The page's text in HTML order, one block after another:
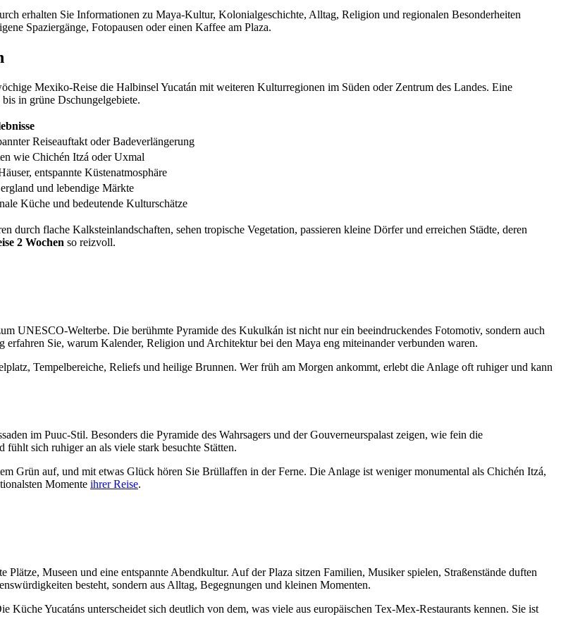
erhalten Sie Informationen zu Maya-Kultur, Kolonialgeschichte, Alltag, Religion und regionalen Besonderheiten
Spaziergänge, Fotopausen oder einen Kaffee am Plaza.
Mexiko-Reise die Halbinsel Yucatán mit weiteren Kulturregionen im Süden oder Zentrum des Landes. Eine
in grüne Dschungelgebiete.
Reiseauftakt oder Badeverlängerung
wie Chichén Itzá oder Uxmal
entspannte Küstenatmosphäre
und lebendige Märkte
Küche und bedeutende Kulturschätze
flache Kalksteinlandschaften, sehen tropische Vegetation, passieren kleine Dörfer und erreichen Städte, deren
2 Wochen so reizvoll.
UNESCO-Welterbe. Die berühmte Pyramide des Kukulkán ist nicht nur ein beeindruckendes Fotomotiv, sondern auch
Sie, warum Kalender, Religion und Architektur bei den Maya eng miteinander verbunden waren.
Tempelbereiche, Reliefs und heilige Brunnen. Wer früh am Morgen ankommt, erlebt die Anlage oft ruhiger und kann
im Puuc-Stil. Besonders die Pyramide des Wahrsagers und der Gouverneurspalast zeigen, wie fein die
sich ruhiger an als viele stark besuchte Stätten.
Grün auf, und mit etwas Glück hören Sie Brüllaffen in der Ferne. Die Anlage ist weniger monumental als Chichén Itzá,
Momente ihrer Reise.
Museen und eine entspannte Abendkultur. Auf der Plaza sitzen Familien, Musiker spielen, Straßenstände duften
besteht, sondern aus Alltag, Begegnungen und kleinen Momenten.
Yucatáns unterscheidet sich deutlich von dem, was viele aus europäischen Tex-Mex-Restaurants kennen. Sie ist